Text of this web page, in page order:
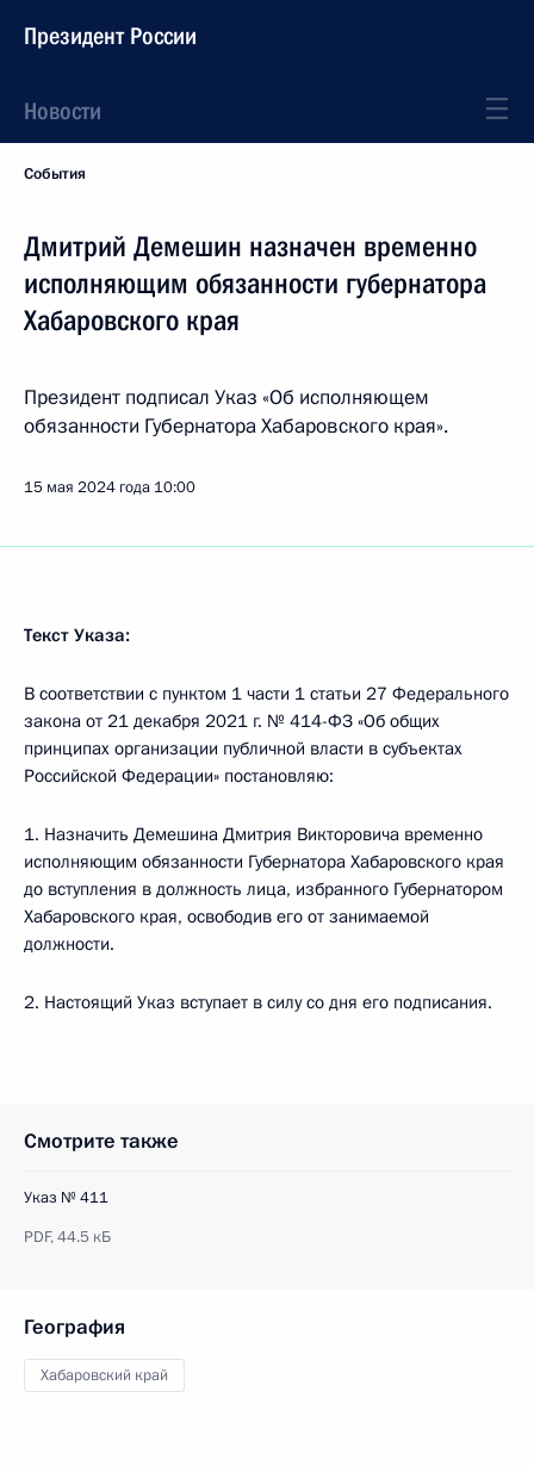
Президент России
Новости
События
Дмитрий Демешин назначен временно
исполняющим обязанности губернатора
Хабаровского края
Президент подписал Указ «Об исполняющем
обязанности Губернатора Хабаровского края».
15 мая 2024 года 10:00
Текст Указа:
В соответствии с пунктом 1 части 1 статьи 27 Федерального
закона от 21 декабря 2021 г. № 414-ФЗ «Об общих
принципах организации публичной власти в субъектах
Российской Федерации» постановляю:
1. Назначить Демешина Дмитрия Викторовича временно
исполняющим обязанности Губернатора Хабаровского края
до вступления в должность лица, избранного Губернатором
Хабаровского края, освободив его от занимаемой
должности.
2. Настоящий Указ вступает в силу со дня его подписания.
Смотрите также
Указ № 411
PDF,44.5 кБ
География
Хабаровский край